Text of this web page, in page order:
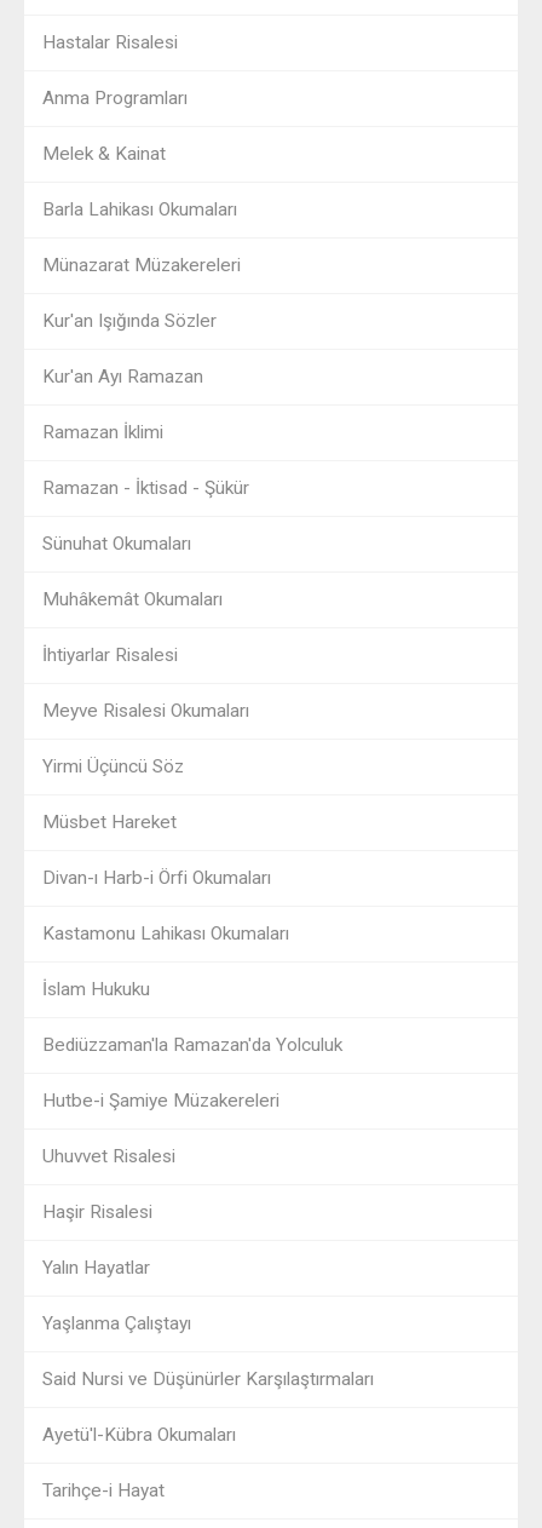
Hastalar Risalesi
Anma Programları
Melek & Kainat
Barla Lahikası Okumaları
Münazarat Müzakereleri
Kur'an Işığında Sözler
Kur'an Ayı Ramazan
Ramazan İklimi
Ramazan - İktisad - Şükür
Sünuhat Okumaları
Muhâkemât Okumaları
İhtiyarlar Risalesi
Meyve Risalesi Okumaları
Yirmi Üçüncü Söz
Müsbet Hareket
Divan-ı Harb-i Örfi Okumaları
Kastamonu Lahikası Okumaları
İslam Hukuku
Bediüzzaman'la Ramazan'da Yolculuk
Hutbe-i Şamiye Müzakereleri
Uhuvvet Risalesi
Haşir Risalesi
Yalın Hayatlar
Yaşlanma Çalıştayı
Said Nursi ve Düşünürler Karşılaştırmaları
Ayetü'l-Kübra Okumaları
Tarihçe-i Hayat